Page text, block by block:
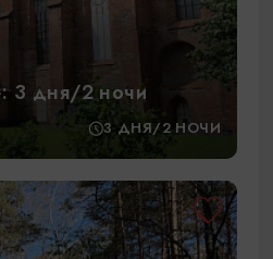
3 дня/2 ночи
3 ДНЯ/2 НОЧИ